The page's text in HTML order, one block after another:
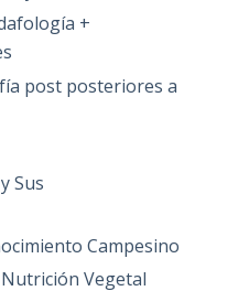
+
post posteriores a
Sus
Campesino
Vegetal